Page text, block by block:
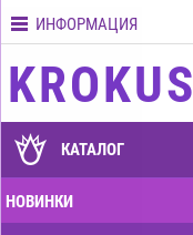
Контакты
Условия
ГАРАНТИИ
Как
оплатить?
ИНФОРМАЦИЯ
KROKUS
КАТАЛОГ
НОВИНКИ